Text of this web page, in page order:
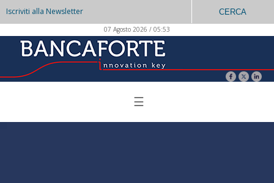
Iscriviti alla Newsletter CERCA
07 Agosto 2026 / 05:53
☰